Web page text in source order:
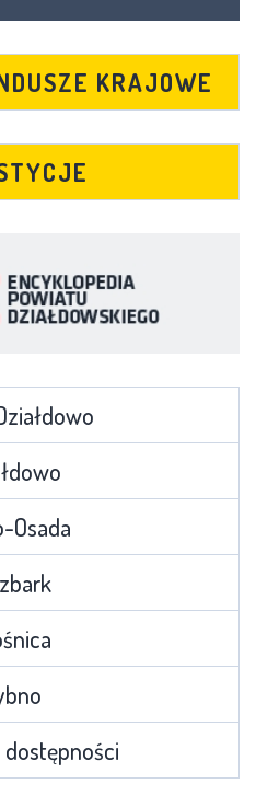
KRAJOWE
Osada
dostępności